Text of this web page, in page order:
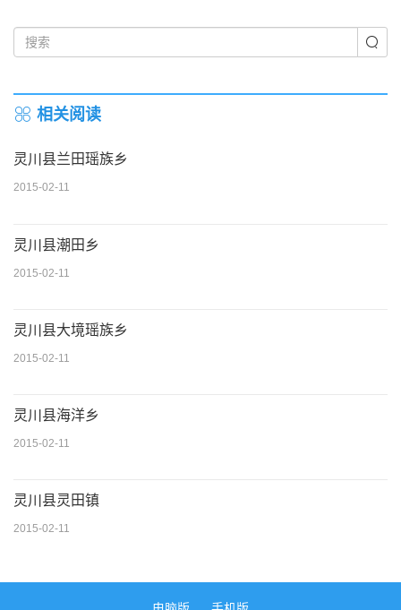
相关阅读
灵川县兰田瑶族乡
2015-02-11
灵川县潮田乡
2015-02-11
灵川县大境瑶族乡
2015-02-11
灵川县海洋乡
2015-02-11
灵川县灵田镇
2015-02-11